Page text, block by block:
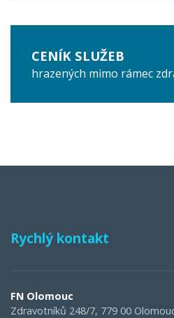
CENÍK SLUŽEB
hrazených mimo rámec
Rychlý kontakt
FN Olomouc
Zdravotníků 248/7, 779 00